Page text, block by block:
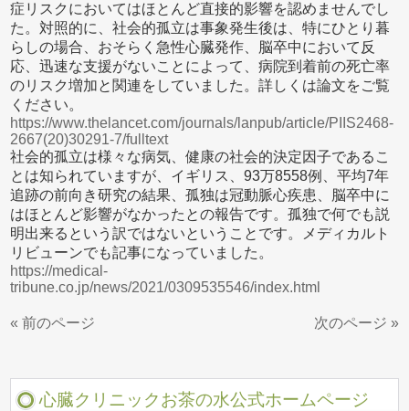
症リスクにおいてはほとんど直接的影響を認めませんでし
た。対照的に、社会的孤立は事象発生後は、特にひとり暮
らしの場合、おそらく急性心臓発作、脳卒中において反
応、迅速な支援がないことによって、病院到着前の死亡率
のリスク増加と関連をしていました。詳しくは論文をご覧
ください。
https://www.thelancet.com/journals/lanpub/article/PIIS2468-
2667(20)30291-7/fulltext
社会的孤立は様々な病気、健康の社会的決定因子であるこ
とは知られていますが、イギリス、93万8558例、平均7年
追跡の前向き研究の結果、孤独は冠動脈心疾患、脳卒中に
はほとんど影響がなかったとの報告です。孤独で何でも説
明出来るという訳ではないということです。メディカルト
リビューンでも記事になっていました。
https://medical-
tribune.co.jp/news/2021/0309535546/index.html
« 前のページ 次のページ »
心臓クリニックお茶の水公式ホームページ